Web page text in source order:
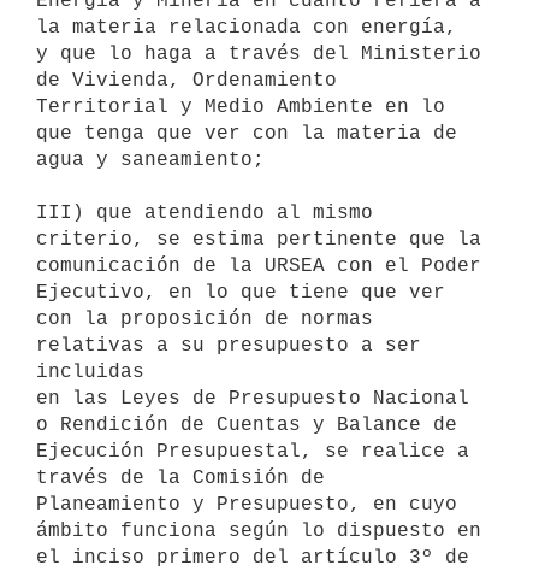
la materia relacionada con energía,
y que lo haga a través del Ministerio
de Vivienda, Ordenamiento
Territorial y Medio Ambiente en lo
que tenga que ver con la materia de
agua y saneamiento;
III) que atendiendo al mismo
criterio, se estima pertinente que la
comunicación de la URSEA con el Poder
Ejecutivo, en lo que tiene que ver
con la proposición de normas
relativas a su presupuesto a ser
incluidas
en las Leyes de Presupuesto Nacional
o Rendición de Cuentas y Balance de
Ejecución Presupuestal, se realice a
través de la Comisión de
Planeamiento y Presupuesto, en cuyo
ámbito funciona según lo dispuesto en
el inciso primero del artículo 3º de